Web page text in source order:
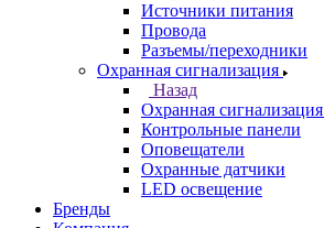
Источники питания
Провода
Разъемы/переходники
Охранная сигнализация
Назад
Охранная сигнализация
Контрольные панели
Оповещатели
Охранные датчики
LED освещение
Бренды